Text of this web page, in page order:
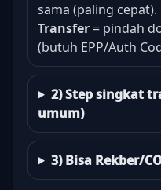
sama (paling cepat).
Transfer = pindah
(butuh EPP/Auth
2) Step singkat
umum)
3) Bisa Rekber/